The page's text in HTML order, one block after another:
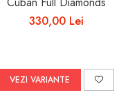
330,00 Lei
VEZI VARIANTE